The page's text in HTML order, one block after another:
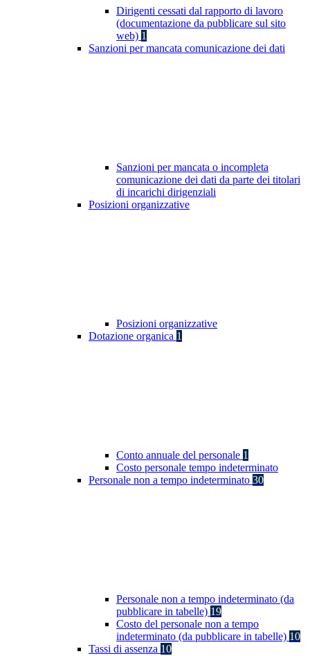
Dirigenti cessati dal rapporto di lavoro
(documentazione da pubblicare sul sito
web) 1
Sanzioni per mancata comunicazione dei dati
Sanzioni per mancata o incompleta
comunicazione dei dati da parte dei titolari
di incarichi dirigenziali
Posizioni organizzative
Posizioni organizzative
Dotazione organica 1
Conto annuale del personale 1
Costo personale tempo indeterminato
Personale non a tempo indeterminato 30
Personale non a tempo indeterminato (da
pubblicare in tabelle) 19
Costo del personale non a tempo
indeterminato (da pubblicare in tabelle) 10
Tassi di assenza 10